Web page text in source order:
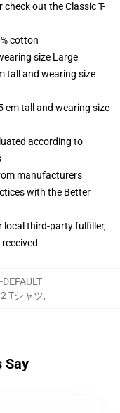
out the Classic T-
cotton
size Large
tall and wearing size
cm tall and wearing size
according to
manufacturers
with the Better
local third-party fulfiller,
Tシャツ,
Say